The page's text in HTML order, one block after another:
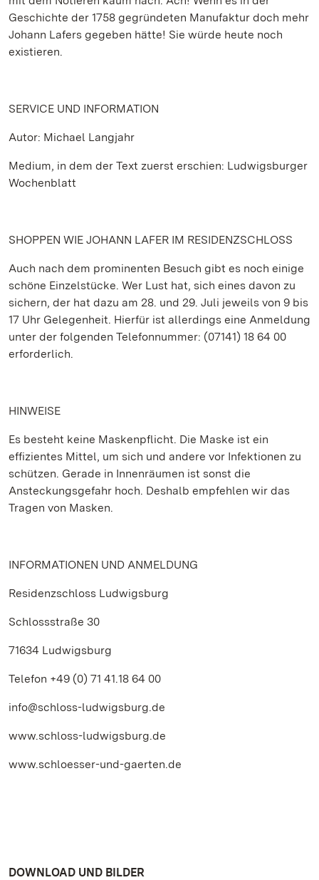
Geschichte der 1758 gegründeten Manufaktur doch mehr
Johann Lafers gegeben hätte! Sie würde heute noch
existieren.
SERVICE UND INFORMATION
Autor: Michael Langjahr
Medium, in dem der Text zuerst erschien: Ludwigsburger
Wochenblatt
SHOPPEN WIE JOHANN LAFER IM RESIDENZSCHLOSS
Auch nach dem prominenten Besuch gibt es noch einige
schöne Einzelstücke. Wer Lust hat, sich eines davon zu
sichern, der hat dazu am 28. und 29. Juli jeweils von 9 bis
17 Uhr Gelegenheit. Hierfür ist allerdings eine Anmeldung
unter der folgenden Telefonnummer: (07141) 18 64 00
erforderlich.
HINWEISE
Es besteht keine Maskenpflicht. Die Maske ist ein
effizientes Mittel, um sich und andere vor Infektionen zu
schützen. Gerade in Innenräumen ist sonst die
Ansteckungsgefahr hoch. Deshalb empfehlen wir das
Tragen von Masken.
INFORMATIONEN UND ANMELDUNG
Residenzschloss Ludwigsburg
Schlossstraße 30
71634 Ludwigsburg
Telefon +49 (0) 71 41.18 64 00
info@schloss-ludwigsburg.de
www.schloss-ludwigsburg.de
www.schloesser-und-gaerten.de
DOWNLOAD UND BILDER